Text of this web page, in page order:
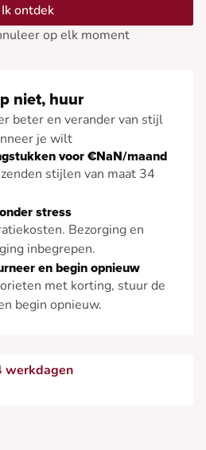
Ik ontdek
op elk moment
niet, huur
beter en verander van stijl
je wilt
voor €NaN/maand
stijlen van maat 34
stress
Bezorging en
inbegrepen.
en begin opnieuw
met korting, stuur de
begin opnieuw.
werkdagen